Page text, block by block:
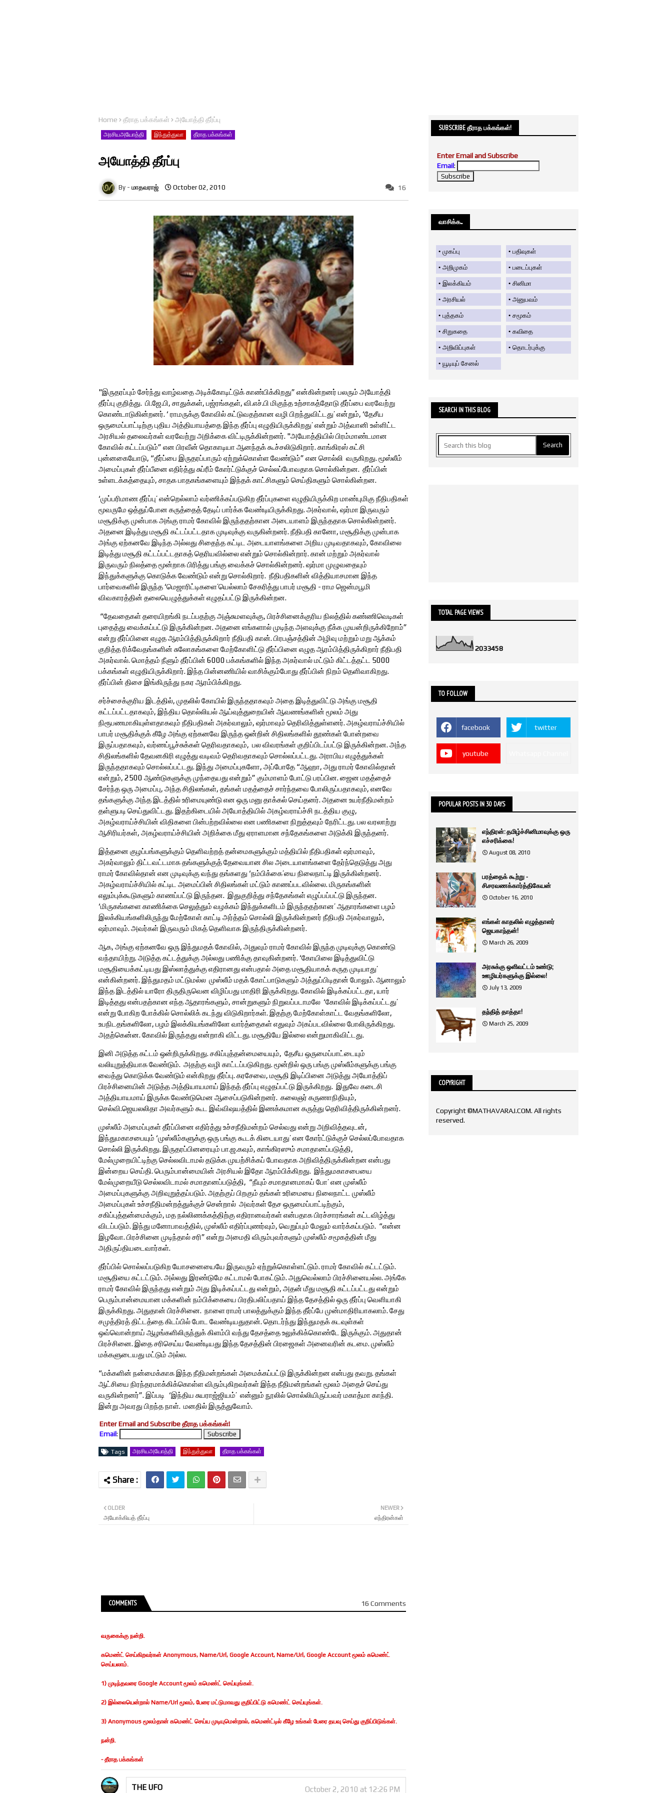
Home தீராத பக்கங்கள் அயோத்தி தீர்ப்பு
அரசியஅயோத்தி இந்துத்துவா தீராத பக்கங்கள்
அயோத்தி தீர்ப்பு
மாதவராஜ் October 02, 2010 16
"இருதரப்பும் சேர்ந்து வாழ்வதை அடிக்கோடிட்டுக் காண்பிக்கிறது” என்கின்றனர் பலரும் அயோத்தி
தீர்ப்பு குறித்து. பி.ஜே.பி, சாதுக்கள், பஜ்ரங்கதள், வி.எச்.பி மிகுந்த உற்சாகத்தோடு தீர்ப்பை வரவேற்று
கொண்டாடுகின்றனர். ‘ ராமருக்கு கோவில் கட்டுவதற்கான வழி பிறந்துவிட்டது’ என்றும், ‘தேசீய
ஒருமைப்பாட்டிற்கு புதிய அத்தியாயத்தை இந்த தீர்ப்பு எழுதியிருக்கிறது’ என்றும் அத்வானி உள்ளிட்ட
அரசியல் தலைவர்கள் வரவேற்று அறிக்கை விட்டிருக்கின்றனர். "அயோத்தியில் பிரம்மாண்டமான
கோவில் கட்டப்படும்” என பிரவீன் தொகாடியா ஆனந்தக் கூச்சலிடுகிறார். காங்கிரஸ் கட்சி
புன்னகையோடு, “தீர்ப்பை இருதரப்பாரும் ஏற்றுக்கொள்ள வேண்டும்” என சொல்லி வருகிறது. மூஸ்லீம்
அமைப்புகள் தீர்ப்பீனை எதிர்த்து சுப்ரீம் கோர்ட்டுக்குச் செல்லப்போவதாக சொல்கின்றன. தீர்ப்பின்
உள்ளடக்கத்தையும், சாதக பாதகங்களையும் இந்தக் காட்சிகளும் செய்திகளும் சொல்கின்றன.
‘முப்பரிமாண தீர்ப்பு’ என்றெல்லாம் வர்ணிக்கப்படுகிற தீர்ப்புகளை எழுதியிருக்கிற மாண்புமிகு நீதிபதிகள்
மூவருமே ஒத்துப்போன கருத்தைத் தேடிப் பார்க்க வேண்டியிருக்கிறது. அகர்வால், ஷர்மா இருவரும்
மசூதிக்கு முன்பாக அங்கு ராமர் கோவில் இருந்ததற்கான அடையாளம் இருந்ததாக சொல்கின்றனர்.
அதனை இடித்து மசூதி கட்டப்பட்டதாக முடிவுக்கு வருகின்றனர். நீதிபதி கானோ, மசூதிக்கு முன்பாக
அங்கு ஏற்கனவே இடிந்த அல்லது சிதைந்த கட்டிட அடையாளங்களை அறிய முடிவதாகவும், கோவிலை
இடித்து மசூதி கட்டப்பட்டதாகத் தெரியவில்லை என்றும் சொல்கின்றார். கான் மற்றும் அகர்வால்
இருவரும் நிலத்தை மூன்றாக பிரித்து பங்கு வைக்கச் சொல்கின்றனர். ஷர்மா முழுவதையும்
இந்துக்களுக்கு கொடுக்க வேண்டும் என்று சொல்கிறார். நீதிபதிகளின் வித்தியாசமான இந்த
பார்வைகளில் இருந்த ‘மெஜாரிட்டிகளை’யெல்லாம் சேகரித்து பாபர் மசூதி - ராம ஜென்மபூமி
விவகாரத்தின் தலையெழுத்துக்கள் எழுதப்பட்டு இருக்கின்றன.
“தேவதைகள் தரையிறங்கி நடப்பதற்கு அஞ்சுமளவுக்கு, பிரச்சினைக்குரிய நிலத்தில் கண்ணிவெடிகள்
புதைத்து வைக்கப்பட்டு இருக்கின்றன. அதனை எங்களால் முடிந்த அளவுக்கு நீக்க முயன்றிருக்கிறோம்”
என்று தீர்ப்பினை எழுத ஆரம்பித்திருக்கிறார் நீதிபதி கான். பிரபஞ்சத்தின் அழிவு மற்றும் மறு ஆக்கம்
குறித்த ரிக்வேதங்களின் சுலோகங்களை மேற்கோளிட்டு தீர்ப்பினை எழுத ஆரம்பித்திருக்கிறார் நீதிபதி
அகர்வால். மொத்தம் நீளும் தீர்ப்பின் 6000 பக்கங்களில் இந்த அகர்வால் மட்டும் கிட்டத்தட்ட 5000
பக்கங்கள் எழுதியிருக்கிறார். இந்த பின்னணியில் வாசிக்கும்போது தீர்ப்பின் நிறம் தெளிவாகிறது.
தீர்ப்பின் திசை இங்கிருந்து நகர ஆரம்பிக்கிறது.
சர்ச்சைக்குரிய இடத்தில், முதலில் கோயில் இருந்ததாகவும் அதை இடித்துவிட்டு அங்கு மசூதி
கட்டப்பட்டதாகவும், இந்திய தொல்லியல் ஆய்வுத்துறையின் ஆவணங்களின் மூலம் அது
நிரூபணமாகியுள்ளதாகவும் நீதிபதிகள் அகர்வாலும், ஷர்மாவும் தெரிவித்துள்ளனர். அகழ்வராய்ச்சியில்
பாபர் மசூதிக்குக் கீழே அங்கு ஏற்கனவே இருந்த ஒன்றின் சிதிலங்களில் தூண்கள் போன்றவை
இருப்பதாகவும், வர்ணப்பூச்சுக்கள் தெரிவதாகவும், பல விவரங்கள் குறிப்பிடப்பட்டு இருக்கின்றன. அந்த
சிதிலங்களில் தேவனகிரி எழுத்து வடிவம் தெரிவதாகவும் சொல்லப்பட்டது. அராபிய எழுத்துக்கள்
இருந்ததாகவும் சொல்லப்பட்டது. இந்து அமைப்புகளோ, அப்போதே “ஆஹா, அது ராமர் கோவில்தான்
என்றும், 2500 ஆண்டுகளுக்கு முந்தையது என்றும்” கும்மாளம் போட்டு பரப்பின. ஜைன மதத்தைச்
சேர்ந்த ஒரு அமைப்பு, அந்த சிதிலங்கள், தங்கள் மதத்தைச் சார்ந்தவை போலிருப்பதாகவும், எனவே
தங்களுக்கு அந்த இடத்தில் உரிமையுண்டு என ஒரு மனு தாக்கல் செய்தனர். அதனை உயர்நீதிமன்றம்
தள்ளுபடி செய்துவிட்டது. இதற்கிடையில் அயோத்தியில் அகழ்வராய்ச்சி நடத்திய குழு,
அகழ்வராய்ச்சியின் விதிகளை பின்பற்றவில்லை என பணிகளை நிறுத்தவும் நேரிட்டது. பல வரலாற்று
ஆசிரியர்கள், அகழ்வராய்ச்சியின் அறிக்கை மீது ஏராளமான சந்தேகங்களை அடுக்கி இருந்தனர்.
இத்தனை குழப்பங்களுக்கும் தெளிவற்றத் தன்மைகளுக்கும் மத்தியில் நீதிபதிகள் ஷர்மாவும்,
அகர்வாலும் திட்டவட்டமாக தங்களுக்குத் தேவையான சில அடையாளங்களை தேர்ந்தெடுத்து அது
ராமர் கோவில்தான் என முடிவுக்கு வந்து தங்களது ‘நம்பிக்கை’யை நிலைநாட்டி இருக்கின்றனர்.
அகழ்வராய்ச்சியில் கட்டிட அமைப்பின் சிதிலங்கள் மட்டும் காணப்படவில்லை. மிருகங்களின்
எலும்புக்கூடுகளும் காணப்பட்டு இருந்தன. இதுகுறித்து சந்தேகங்கள் எழுப்பப்பட்டு இருந்தன.
‘மிருகங்களை காணிக்கை செலுத்தும் வழக்கம் இந்துக்களிடம் இருந்ததற்கான’ ஆதாரங்களை பழம்
இலக்கியங்களிலிருந்து மேற்கோள் காட்டி அர்த்தம் சொல்லி இருக்கின்றனர் நீதிபதி அகர்வாலும்,
ஷர்மாவும். அவர்கள் இருவரும் மிகத் தெளிவாக இருந்திருக்கின்றனர்.
ஆக, அங்கு ஏற்கனவே ஒரு இந்துமதக் கோவில், அதுவும் ராமர் கோவில் இருந்த முடிவுக்கு கொண்டு
வந்தாயிற்று. அடுத்த கட்டத்துக்கு அல்லது பணிக்கு தாவுகின்றனர். ‘கோயிலை இடித்துவிட்டு
மசூதியைக்கட்டியது இஸ்லாத்துக்கு எதிரானது என்பதால் அதை மசூதியாகக் கருத முடியாது’
என்கின்றனர். இந்துமதம் மட்டுமல்ல முஸ்லீம் மதக் கோட்பாடுகளும் அத்துப்பிடிதான் போலும். ஆனாலும்
இந்த இடத்தில் யாரோ திருதிருவென விழிப்பது மாதிரி இருக்கிறது. கோவில் இடிக்கப்பட்டதா, யார்
இடித்தது என்பதற்கான எந்த ஆதாரங்களும், சான்றுகளும் நிறுவப்படாமலே ‘கோவில் இடிக்கப்பட்டது’
என்று போகிற போக்கில் சொல்லிக் கடந்து விடுகிறார்கள். இதற்கு மேற்கோள்காட்ட வேதங்களிலோ,
உபநிடதங்களிலோ, பழம் இலக்கியங்களிலோ வார்த்தைகள் எதுவும் அகப்படவில்லை போலிருக்கிறது.
அதற்கென்ன. கோவில் இருந்தது என்றாகி விட்டது. மசூதியே இல்லை என்றுமாகிவிட்டது.
இனி அடுத்த கட்டம் ஒன்றிருக்கிறது. சகிப்புத்தன்மையையும், தேசீய ஒருமைப்பாட்டையும்
வலியுறுத்தியாக வேண்டும். அதற்கு வழி காட்டப்படுகிறது. மூன்றில் ஒரு பங்கு முஸ்லீம்களுக்கு பங்கு
வைத்து கொடுக்க வேண்டும் என்கிறது தீர்ப்பு. கரசேவை, மசூதி இடிப்பினை அடுத்து அயோத்திப்
பிரச்சினையின் அடுத்த அத்தியாயமாய் இந்தத் தீர்ப்பு எழுதப்பட்டு இருக்கிறது. இதுவே கடைசி
அத்தியாயமாய் இருக்க வேண்டுமென ஆசைப்படுகின்றனர். கலைஞர் கருணாநிதியும்,
செல்வி.ஜெயலலிதா அவர்களும் கூட இவ்விஷயத்தில் இணக்கமான கருத்து தெரிவித்திருக்கின்றனர்.
முஸ்லீம் அமைப்புகள் தீர்ப்பினை எதிர்த்து உச்சநீதிமன்றம் செல்வது என்று அறிவித்தவுடன்,
இந்துமகாசபையும் ‘முஸ்லீம்களுக்கு ஒரு பங்கு கூடக் கிடையாது’ என கோர்ட்டுக்குச் செல்லப்போவதாக
சொல்லி இருக்கிறது. இருதரப்பினரையும் பா.ஜ.கவும், காங்கிரஸும் சமாதானப்படுத்தி,
மேல்முறையிட்டிற்கு செல்லவிடாமல் தடுக்க முயற்சிக்கப் போவதாக அறிவித்திருக்கின்றன என்பது
இன்றைய செய்தி. பெரும்பான்மையின் அரசியல் இதோ ஆரம்பிக்கிறது. இந்துமகாசபையை
மேல்முறையீடு செல்லவிடாமல் சமாதானப்படுத்தி, “நீயும் சமாதானமாகப் போ’ என முஸ்லீம்
அமைப்புகளுக்கு அறிவுறுத்தப்படும். அதற்குப் பிறகும் தங்கள் உரிமையை நிலைநாட்ட முஸ்லீம்
அமைப்புகள் உச்சநீதிமன்றத்துக்குச் சென்றால் அவர்கள் தேச ஒருமைப்பாட்டிற்கும்,
சகிப்புத்தன்மைக்கும், மத நல்லிணக்கத்திற்கு எதிரானவர்கள் என்பதாக பிரச்சாரங்கள் கட்டவிழ்த்து
விடப்படும். இந்து மனோபாவத்தில், முஸ்லீம் எதிர்ப்புணர்வும், வெறுப்பும் மேலும் வார்க்கப்படும். “என்ன
இழவோ. பிரச்சினை முடிந்தால் சரி” என்று அமைதி விரும்புவர்களும் முஸ்லீம் சமூகத்தின் மீது
அதிருப்தியடைவார்கள்.
தீர்ப்பில் சொல்லப்படுகிற யோசனையையே இருவரும் ஏற்றுக்கொள்ளட்டும். ராமர் கோவில் கட்டட்டும்.
மசூதியை கட்டட்டும். அல்லது இரண்டுமே கட்டாமல் போகட்டும். அதுவெல்லாம் பிரச்சினையல்ல. அங்கே
ராமர் கோவில் இருந்தது என்றும் அது இடிக்கப்பட்டது என்றும், அதன் மீது மசூதி கட்டப்பட்டது என்றும்
பெரும்பான்மையான மக்களின் நம்பிக்கையை பிரதிபலிப்பதாய் இந்த தேசத்தில் ஒரு தீர்ப்பு வெளியாகி
இருக்கிறது. அதுதான் பிரச்சினை. நாளை ராமர் பாலத்துக்கும் இந்த தீர்ப்பே முன்மாதிரியாகலாம். சேது
சமுத்திரத் திட்டத்தை கிடப்பில் போட வேண்டியதுதான். தொடர்ந்து இந்துமதக் கடவுள்கள்
ஒவ்வொன்றாய் ஆழங்களிலிருந்துக் கிளம்பி வந்து தேசத்தை உலுக்கிக்கொண்டே இருக்கும். அதுதான்
பிரச்சினை. இதை சரிசெய்ய வேண்டியது இந்த தேசத்தின் பிரஜைகள் அனைவரின் கடமை. முஸ்லீம்
மக்களுடையது மட்டும் அல்ல.
“மக்களின் நன்மைக்காக இந்த நீதிமன்றங்கள் அமைக்கப்பட்டு இருக்கின்றன என்பது தவறு. தங்கள்
ஆட்சியை நிரந்தரமாக்கிக்கொள்ள விரும்புகிறவர்கள் இந்த நீதிமன்றங்கள் மூலம் அதைச் செய்து
வருகின்றனர்”. இப்படி ‘இந்திய சுயராஜ்ஜியம்’ என்னும் நூலில் சொல்லியிருப்பவர் மகாத்மா காந்தி.
இன்று அவரது பிறந்த நாள். மனதில் இருத்துவோம்.
Enter Email and Subscribe தீராத பக்கங்கள்!
Email:
Tags அரசியஅயோத்தி இந்துத்துவா தீராத பக்கங்கள்
NEWER
எந்திரன்கள்
OLDER
அயோக்கியத் தீர்ப்பு
COMMENTS 16 Comments
வருகைக்கு நன்றி.
கமெண்ட் செய்கிறவர்கள் Anonymous, Name/Url, Google Account, Name/Url, Google Account மூலம் கமெண்ட்
செய்யலாம்.
1) முடிந்தவரை Google Account மூலம் கமெண்ட் செய்யுங்கள்.
2) இல்லையென்றால் Name/Url மூலம், பேரை மட்டுமாவது குறிப்பிட்டு கமெண்ட் செய்யுங்கள்.
3) Anonymous மூலம்தான் கமெண்ட் செய்ய முடியுமென்றால், கமெண்ட்டில் கீழே உங்கள் பேரை தயவு செய்து குறிப்பிடுங்கள்.
நன்றி.
- தீராத பக்கங்கள்
THE UFO October 2, 2010 at 12:26 PM
SUBSCRIBE தீராத பக்கங்கள்!
Enter Email and Subscribe
Email:
வாசிக்க....
முகப்பு பதிவுகள்
அறிமுகம் படைப்புகள்
இலக்கியம் சினிமா
அரசியல் அனுபவம்
புத்தகம் சமூகம்
சிறுகதை கவிதை
அறிவிப்புகள் தொடர்புக்கு
யூடியுப் சேனல்
SEARCH IN THIS BLOG
TOTAL PAGE VIEWS
2033458
TO FOLLOW
facebook twitter
youtube
POPULAR POSTS IN 30 DAYS
எந்திரன்: தமிழ்ச்சினிமாவுக்கு ஒரு
எச்சரிக்கை!
August 08, 2010
பரத்தைக் கூற்று -
சி.சரவணக்கார்த்திகேயன்
October 16, 2010
எங்கள் காதலில் எழுத்தாளர்
ஜெயகாந்தன்!
March 26, 2009
அரசுக்கு ஒளிவட்டம் உண்டு;
ஊழியர்களுக்கு இல்லை!
July 13, 2009
தந்தித் தாத்தா!
March 25, 2009
COPYRIGHT
Copyright ©MATHAVARAJ.COM. All rights
reserved.